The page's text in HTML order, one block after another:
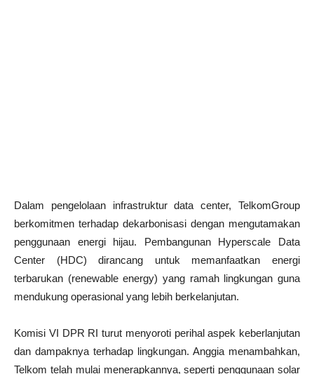
Dalam pengelolaan infrastruktur data center, TelkomGroup
berkomitmen terhadap dekarbonisasi dengan mengutamakan
penggunaan energi hijau. Pembangunan Hyperscale Data
Center (HDC) dirancang untuk memanfaatkan energi
terbarukan (renewable energy) yang ramah lingkungan guna
mendukung operasional yang lebih berkelanjutan.
Komisi VI DPR RI turut menyoroti perihal aspek keberlanjutan
dan dampaknya terhadap lingkungan. Anggia menambahkan,
Telkom telah mulai menerapkannya, seperti penggunaan solar